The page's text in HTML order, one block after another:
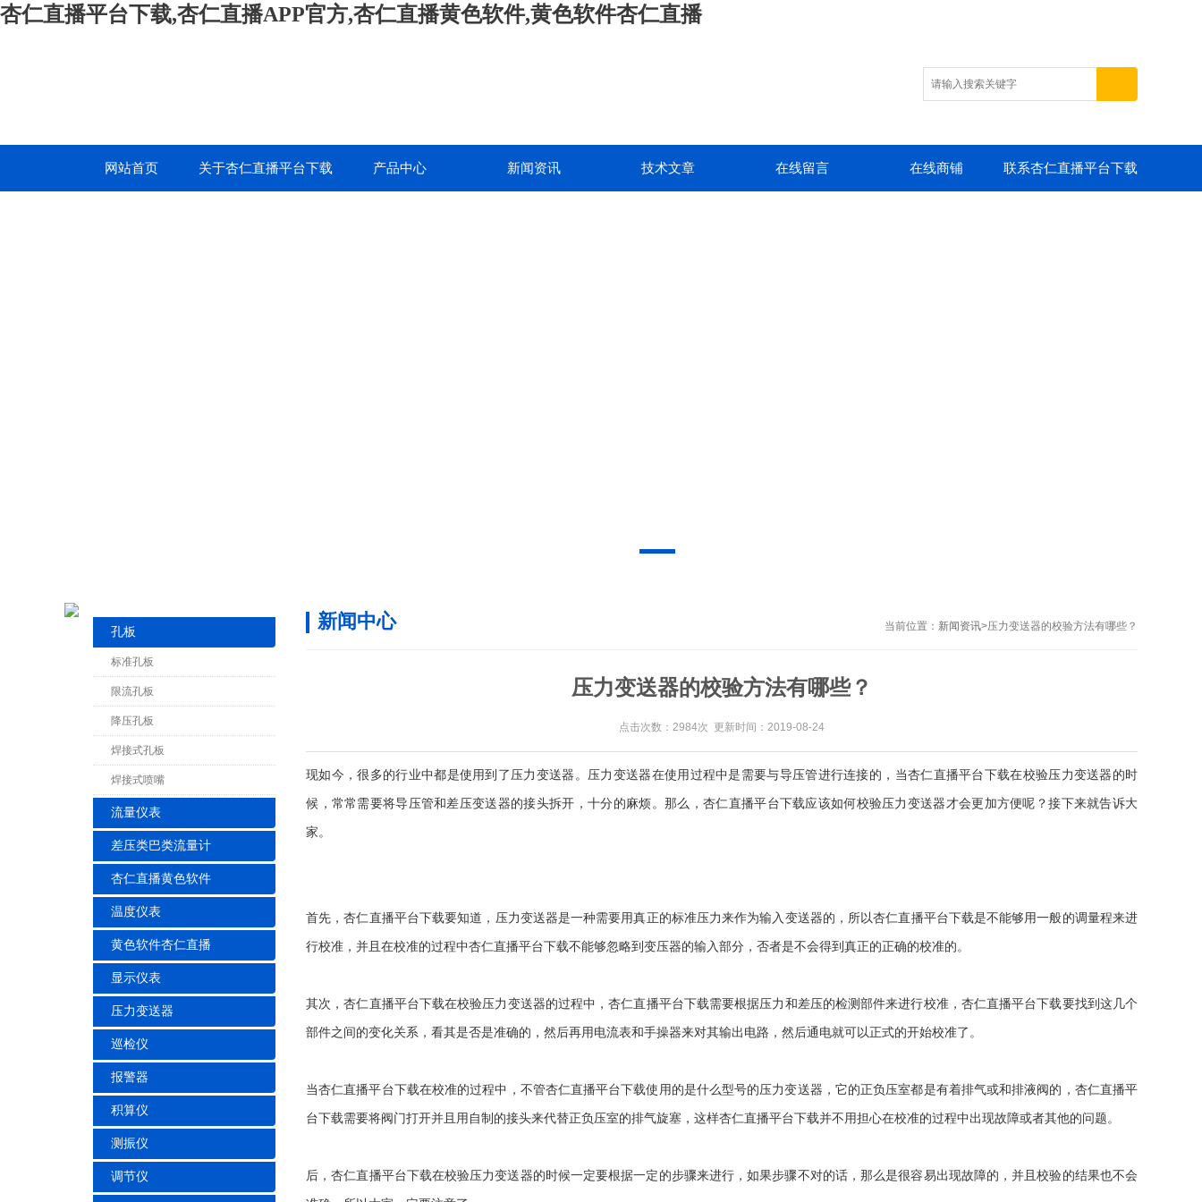
杏仁直播平台下载,杏仁直播APP官方,杏仁直播黄色软件,黄色软件杏仁直播
网站首页 关于杏仁直播平台下载 产品中心 新闻资讯 技术文章 在线留言 在线商铺 联系杏仁直播平台下载
孔板
标准孔板
限流孔板
降压孔板
焊接式孔板
焊接式喷嘴
流量仪表
差压类巴类流量计
杏仁直播黄色软件
温度仪表
黄色软件杏仁直播
显示仪表
压力变送器
巡检仪
报警器
积算仪
测振仪
调节仪
当前位置： 新闻资讯>压力变送器的校验方法有哪些？
新闻中心
压力变送器的校验方法有哪些？
点击次数：2984次 更新时间：2019-08-24
现如今，很多的行业中都是使用到了压力变送器。压力变送器在使用过程中是需要与导压管进行连接的，当杏仁直播平台下载在校验压力变送器的时
候，常常需要将导压管和差压变送器的接头拆开，十分的麻烦。那么，杏仁直播平台下载应该如何校验压力变送器才会更加方便呢？接下来就告诉大
家。
首先，杏仁直播平台下载要知道，压力变送器是一种需要用真正的标准压力来作为输入变送器的，所以杏仁直播平台下载是不能够用一般的调量程来进
行校准，并且在校准的过程中杏仁直播平台下载不能够忽略到变压器的输入部分，否者是不会得到真正的正确的校准的。
其次，杏仁直播平台下载在校验压力变送器的过程中，杏仁直播平台下载需要根据压力和差压的检测部件来进行校准，杏仁直播平台下载要找到这几个
部件之间的变化关系，看其是否是准确的，然后再用电流表和手操器来对其输出电路，然后通电就可以正式的开始校准了。
当杏仁直播平台下载在校准的过程中，不管杏仁直播平台下载使用的是什么型号的压力变送器，它的正负压室都是有着排气或和排液阀的，杏仁直播平
台下载需要将阀门打开并且用自制的接头来代替正负压室的排气旋塞，这样杏仁直播平台下载并不用担心在校准的过程中出现故障或者其他的问题。
后，杏仁直播平台下载在校验压力变送器的时候一定要根据一定的步骤来进行，如果步骤不对的话，那么是很容易出现故障的，并且校验的结果也不会